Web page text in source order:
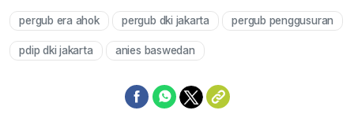
Mute
pergub era ahok pergub dki jakarta pergub penggusuran
pdip dki jakarta anies baswedan